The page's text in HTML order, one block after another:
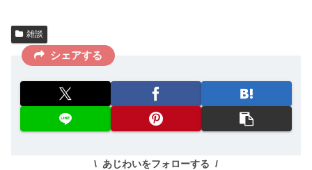
雑談
シェアする
あじわいをフォローする